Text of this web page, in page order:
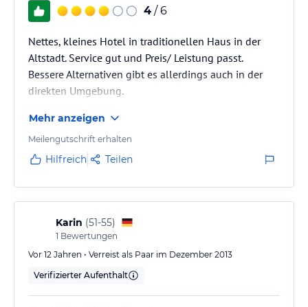
4 / 6
Nettes, kleines Hotel in traditionellen Haus in der
Altstadt. Service gut und Preis/ Leistung passt.
Bessere Alternativen gibt es allerdings auch in der
direkten Umgebung.
Mehr anzeigen
Meilengutschrift erhalten
Hilfreich Teilen
Karin (51-55)
1 Bewertungen
Vor 12 Jahren • Verreist als Paar im Dezember 2013
Verifizierter Aufenthalt